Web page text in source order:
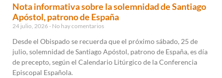
Nota informativa sobre la solemnidad de Santiago
Apóstol, patrono de España
24 julio, 2026 No hay comentarios
Desde el Obispado se recuerda que el próximo sábado, 25 de
julio, solemnidad de Santiago Apóstol, patrono de España, es día
de precepto, según el Calendario Litúrgico de la Conferencia
Episcopal Española.